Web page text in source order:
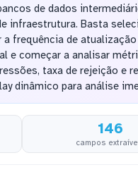
de dados
infraestrutura. Basta
a frequência de
e começar a analisar
taxa de rejeição e
dinâmico para análise
146
campos